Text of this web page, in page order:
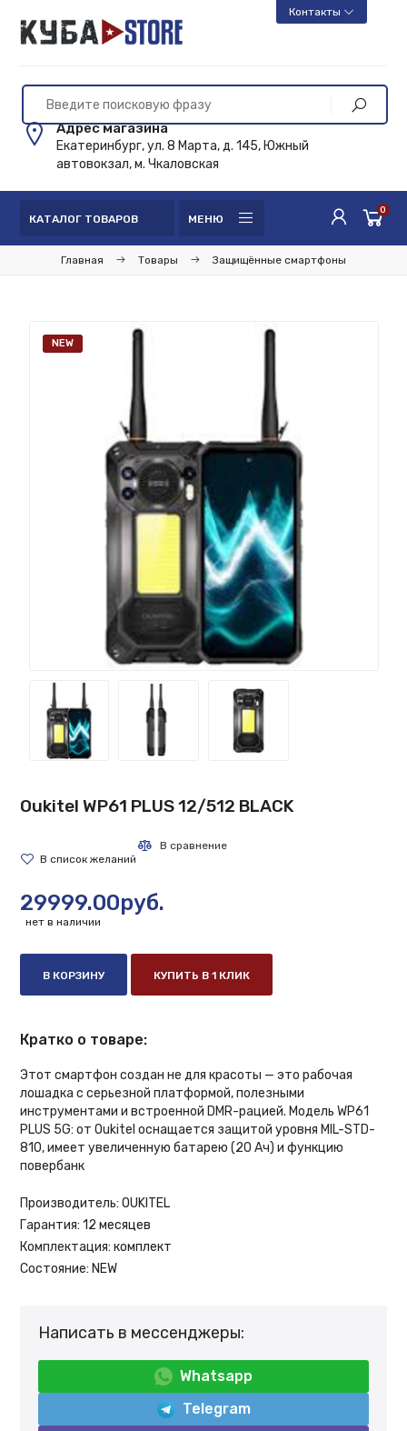
Контакты
Адрес магазина
Екатеринбург, ул. 8 Марта, д. 145, Южный
автовокзал, м. Чкаловская
КАТАЛОГ ТОВАРОВ МЕНЮ
0
Главная Товары Защищённые смартфоны
NEW
Oukitel WP61 PLUS 12/512 BLACK
29999.00руб.
нет в наличии
В КОРЗИНУ КУПИТЬ В 1 КЛИК
Кратко о товаре:
Этот смартфон создан не для красоты — это рабочая
лошадка с серьезной платформой, полезными
инструментами и встроенной DMR-рацией. Модель WP61
PLUS 5G: от Oukitel оснащается защитой уровня MIL-STD-
810, имеет увеличенную батарею (20 Ач) и функцию
повербанк
Производитель: OUKITEL
Гарантия: 12 месяцев
Комплектация: комплект
Состояние: NEW
Написать в мессенджеры:
Whatsapp
Telegram